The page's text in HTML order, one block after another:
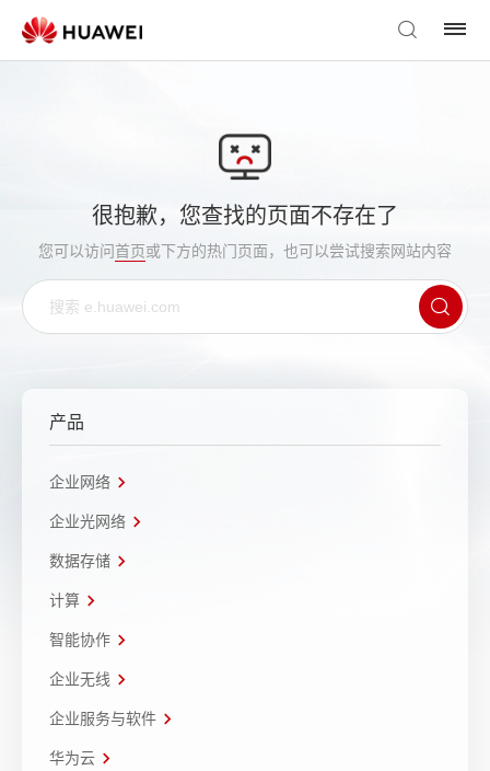
很抱歉，您查找的页面不存在了
您可以访问首页或下方的热门页面，也可以尝试搜索网站内容
产品
企业网络
企业光网络
数据存储
计算
智能协作
企业无线
企业服务与软件
华为云